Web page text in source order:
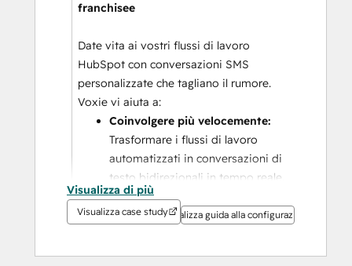
franchisee
Date vita ai vostri flussi di lavoro
HubSpot con conversazioni SMS
personalizzate che tagliano il rumore.
Voxie vi aiuta a:
Trasformare i flussi di lavoro
automatizzati in conversazioni di
testo bidirezionali in tempo reale.
Raggiungere i clienti dove
un tasso di apertura del 99%.
Visualizza di più
Visualizza case studyVisualizza guida alla configurazione